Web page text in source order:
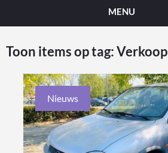
MENU
Toon items op tag:Verkoop
Nieuws